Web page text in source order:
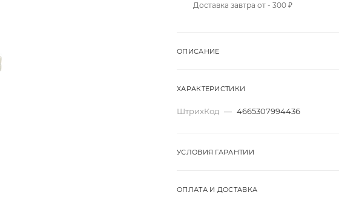
Доставка завтра от - 300 ₽
ОПИСАНИЕ
ХАРАКТЕРИСТИКИ
ШтрихКод — 4665307994436
УСЛОВИЯ ГАРАНТИИ
ОПЛАТА И ДОСТАВКА